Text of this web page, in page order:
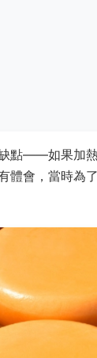
點——如果加
體會，當時為